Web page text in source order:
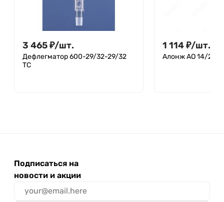
3 465₽/шт.
Дефлегматор 600-29/32-29/32
ТС
1 114₽/шт.
Алонж АО 14/23-
Подписаться на
новости и акции